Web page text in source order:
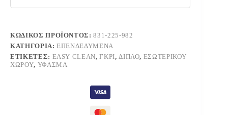
ΚΩΔΙΚΌΣ ΠΡΟΪΌΝΤΟΣ:831-225-982
ΚΑΤΗΓΟΡΊΑ:ΕΠΕΝΔΕΔΥΜΈΝΑ
ΕΤΙΚΈΤΕΣ: EASY CLEAN,ΓΚΡΙ, ΔΙΠΛΌ, ΕΣΩΤΕΡΙΚΟΎ
ΧΏΡΟΥ, ΎΦΑΣΜΑ